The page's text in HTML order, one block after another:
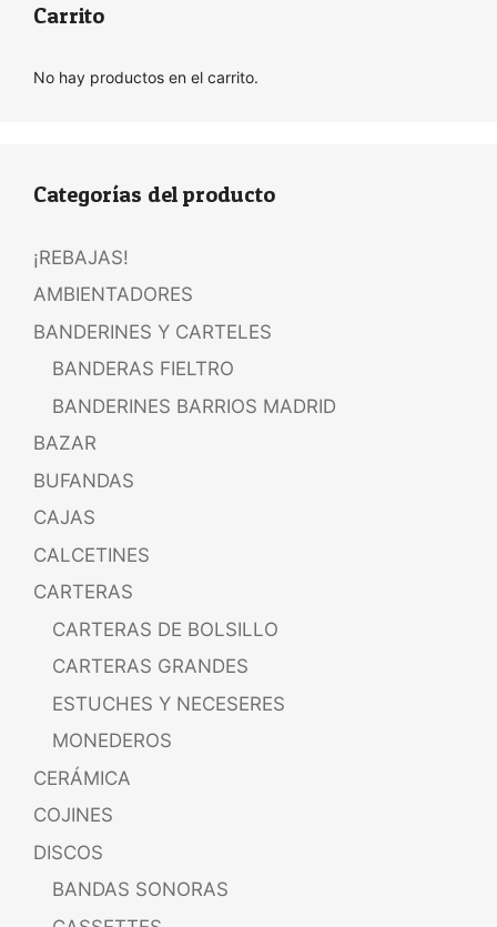
Carrito
No hay productos en el carrito.
Categorías del producto
¡REBAJAS!
AMBIENTADORES
BANDERINES Y CARTELES
BANDERAS FIELTRO
BANDERINES BARRIOS MADRID
BAZAR
BUFANDAS
CAJAS
CALCETINES
CARTERAS
CARTERAS DE BOLSILLO
CARTERAS GRANDES
ESTUCHES Y NECESERES
MONEDEROS
CERÁMICA
COJINES
DISCOS
BANDAS SONORAS